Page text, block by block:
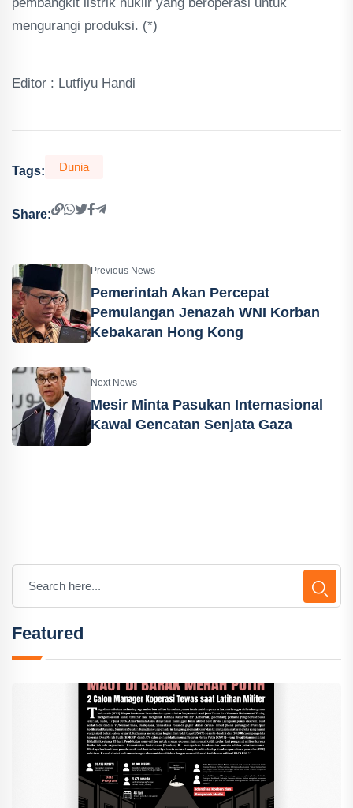
mengurangi produksi. (*)
Editor : Lutfiyu Handi
Tags: Dunia
Share:
Previous News
Pemerintah Akan Percepat
Pemulangan Jenazah WNI Korban
Kebakaran Hong Kong
Next News
Mesir Minta Pasukan Internasional
Kawal Gencatan Senjata Gaza
Featured